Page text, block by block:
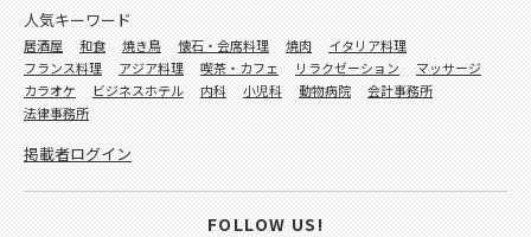
人気キーワード
居酒屋 和食 焼き鳥 懐石・会席料理 焼肉
イタリア料理
フランス料理
アジア料理 喫茶・カフェ リラクゼーション
マッサージ
カラオケ
ビジネスホテル 内科 小児科 動物病院
会計事務所
法律事務所
掲載者ログイン
FOLLOW US!